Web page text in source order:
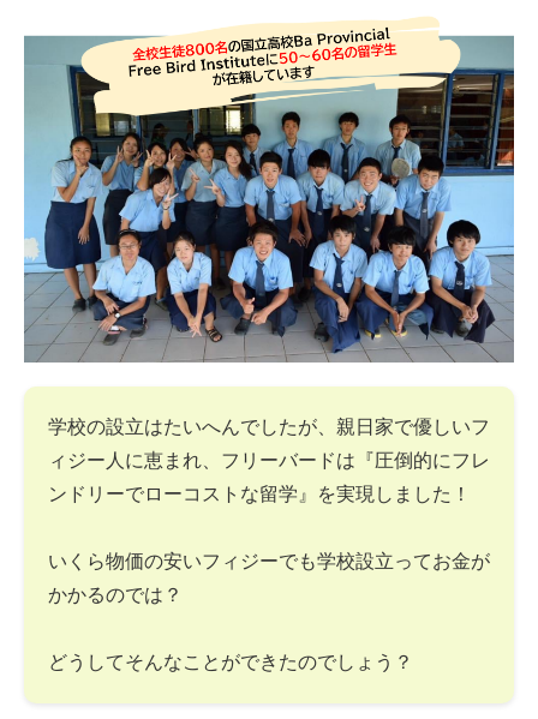
学校の設立はたいへんでしたが、親日家で優しいフ
ィジー人に恵まれ、フリーバードは『圧倒的にフレ
ンドリーでローコストな留学』を実現しました！
いくら物価の安いフィジーでも学校設立ってお金が
かかるのでは？
どうしてそんなことができたのでしょう？